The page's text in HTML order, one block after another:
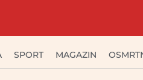
SPORT MAGAZIN